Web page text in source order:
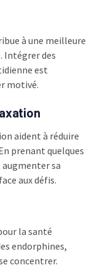
à une meilleure
Intégrer des
est
motivé.
aident à réduire
prenant quelques
sa
aux défis.
la santé
endorphines,
concentrer.